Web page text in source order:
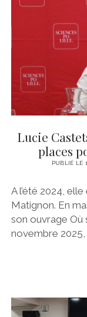
Lucie
places
PUBLIÉ LE
A l’été 2024,
Matignon. En
son ouvrage Où
novembre 2025,